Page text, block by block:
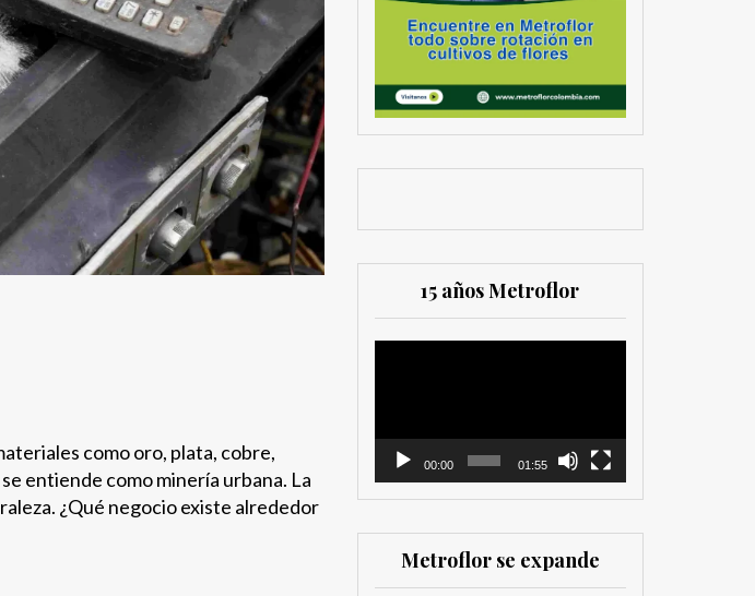
como oro, plata, cobre,
entiende como minería urbana. La
¿Qué negocio existe alrededor
15 años Metroflor
00:00 01:55
Metroflor se expande